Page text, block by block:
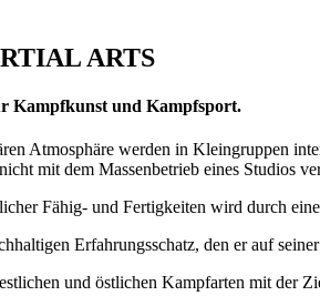
ARTS
Kampfkunst und Kampfsport.
Atmosphäre werden in Kleingruppen
mit dem Massenbetrieb eines Studios
Fähig- und Fertigkeiten wird durch
Erfahrungsschatz, den er auf
und östlichen Kampfarten mit der